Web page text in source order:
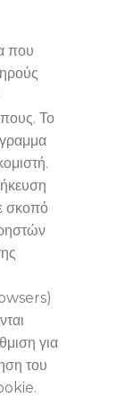
που
Το
σκοπό
για
του